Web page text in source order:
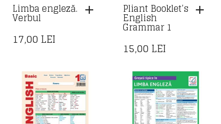
Limba engleză.
Verbul
17,00 LEI
Pliant Booklet’s
English
Grammar 1
15,00 LEI